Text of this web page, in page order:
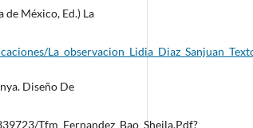
México, Ed.) La
Diseño De
Tfm_Fernandez_Bao_Sheila.Pdf?